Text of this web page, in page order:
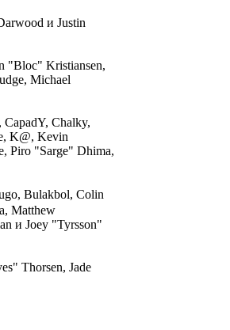
и Justin
"Bloc" Kristiansen,
Michael
Chalky,
K@, Kevin
Piro "Sarge" Dhima,
Bulakbol, Colin
Matthew
и Joey "Tyrsson"
Thorsen, Jade